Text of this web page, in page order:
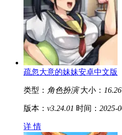
疏忽大意的妹妹安卓中文版
类型： 角色扮演 大小：
版本： v3.24.01 时间： 2025-
详 情